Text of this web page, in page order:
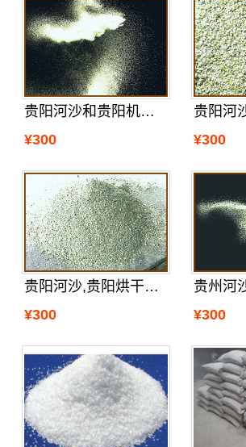
贵阳河沙和贵阳机制沙的特点
¥300
¥300
贵阳河沙,贵阳烘干沙哪里有
¥300
¥300